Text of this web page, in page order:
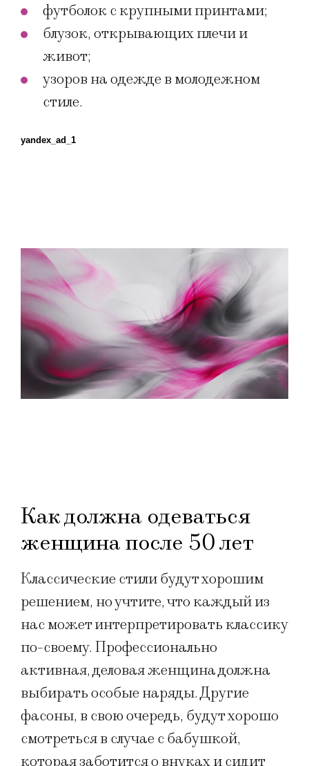
футболок с крупными принтами;
блузок, открывающих плечи и
живот;
узоров на одежде в молодежном
стиле.
yandex_ad_1
Как должна одеваться
женщина после 50 лет
Классические стили будут хорошим
решением, но учтите, что каждый из
нас может интерпретировать классику
по-своему. Профессионально
активная, деловая женщина должна
выбирать особые наряды. Другие
фасоны, в свою очередь, будут хорошо
смотреться в случае с бабушкой,
которая заботится о внуках и сидит